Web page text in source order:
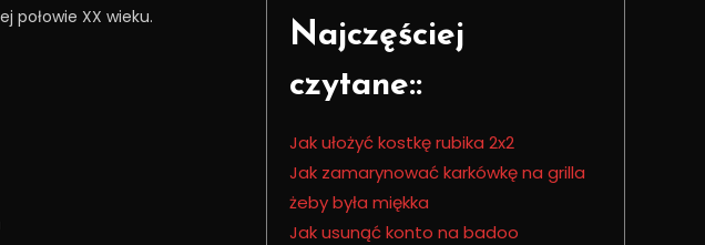
połowie XX wieku.
Najczęściej
czytane::
Jak ułożyć kostkę rubika 2x2
Jak zamarynować karkówkę na grilla
żeby była miękka
Jak usunąć konto na badoo